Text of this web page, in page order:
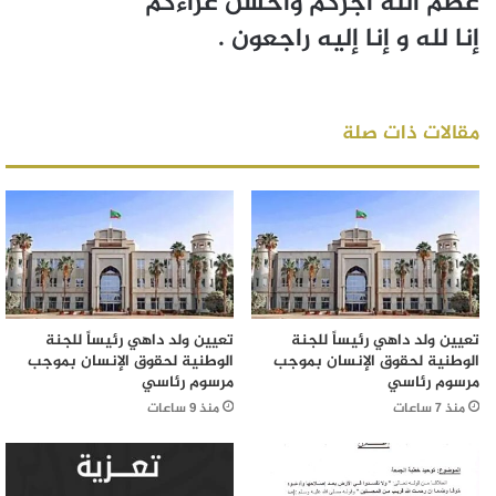
إنا لله و إنا إليه راجعون .
مقالات ذات صلة
تعيين ولد داهي رئيساً للجنة
الوطنية لحقوق الإنسان بموجب
مرسوم رئاسي
منذ 7 ساعات
تعيين ولد داهي رئيساً للجنة
الوطنية لحقوق الإنسان بموجب
مرسوم رئاسي
منذ 9 ساعات